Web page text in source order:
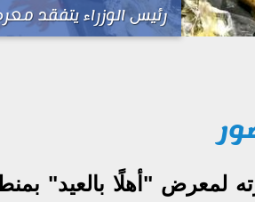
رئيس الوزراء يتفقد
لمعرض "أهلًا بالعيد"